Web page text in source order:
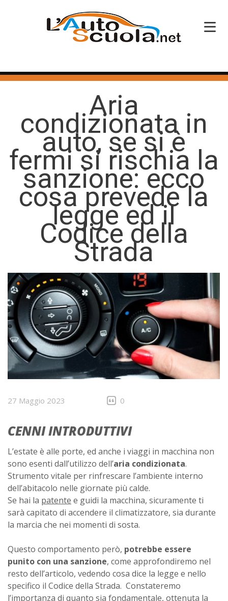
HOME
CORSI PATENTE
CORSI PROFESSIONALI
PERCHÉ SCEGLIERCI
BLOG
Aria
condizionata in
auto, se si è
fermi si rischia la
sanzione: ecco
cosa prevede la
legge ed il
Codice della
Strada
27 Maggio 2023 0
CENNI INTRODUTTIVI
L’estate è alle porte, ed anche i viaggi in macchina non
sono esenti dall’utilizzo dell’aria condizionata.
Strumento vitale per rinfrescare l’ambiente interno
dell’abitacolo nelle giornate più calde.
Se hai la patente e guidi la macchina, sicuramente ti
sarà capitato di accendere il climatizzatore, sia durante
la marcia che nei momenti di sosta.
Questo comportamento però, potrebbe essere
punito con una sanzione, come approfondiremo nel
resto dell’articolo, vedendo cosa dice la legge e nello
specifico il Codice della Strada. Constateremo
l’importanza di quanto sia fondamentale, ottenuta la